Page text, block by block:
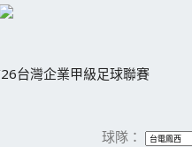
台灣企業甲級足球聯賽
球隊：